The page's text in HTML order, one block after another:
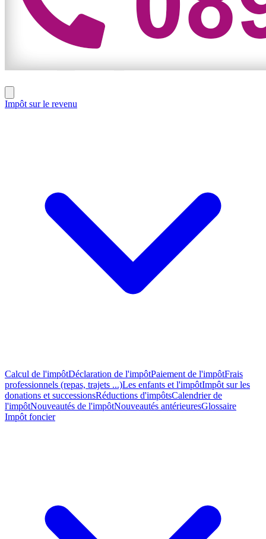
Impôt sur le revenu
Calcul de l'impôtDéclaration de l'impôtPaiement de l'impôtFrais
professionnels (repas, trajets ...)Les enfants et l'impôtImpôt sur les
donations et successionsRéductions d'impôtsCalendrier de
l'impôtNouveautés de l'impôtNouveautés antérieuresGlossaire
Impôt foncier